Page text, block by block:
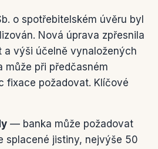
o spotřebitelském úvěru byl
Nová úprava zpřesnila
a výši účelně vynaložených
může při předčasném
fixace požadovat. Klíčové
— banka může požadovat
splacené jistiny, nejvýše 50